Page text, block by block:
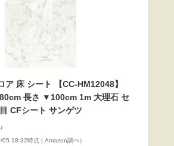
ア 床 シート 【CC-HM12048】
長さ ▼100cm 1m 大理石 セ
CFシート サンゲツ
05 18:32時点 | Amazon調べ）